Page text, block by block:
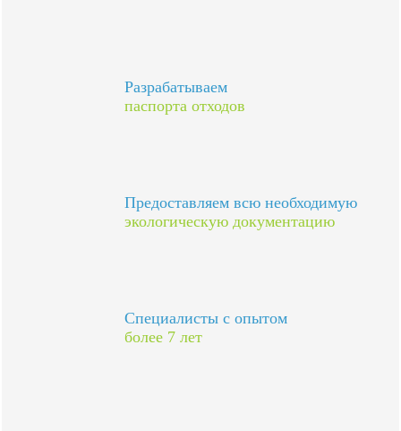
Разрабатываем
паспорта отходов
Предоставляем всю необходимую
экологическую документацию
Специалисты с опытом
более 7 лет